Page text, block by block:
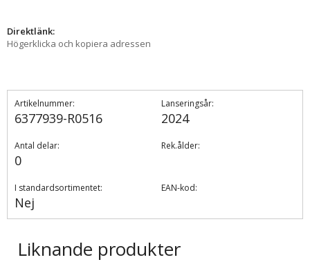
Direktlänk:
Högerklicka och kopiera adressen
Artikelnummer:
6377939-R0516
Lanseringsår:
2024
Antal delar:
0
Rek.ålder:
I standardsortimentet:
Nej
EAN-kod:
Liknande produkter